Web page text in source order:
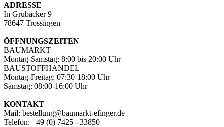
ADRESSE
In Grubäcker 9
78647 Trossingen
ÖFFNUNGSZEITEN
BAUMARKT
Montag-Samstag: 8:00 bis 20:00 Uhr
BAUSTOFFHANDEL
Montag-Freitag: 07:30-18:00 Uhr
Samstag: 08:00-16:00 Uhr
KONTAKT
Mail: bestellung@baumarkt-efinger.de
Telefon: +49 (0) 7425 - 33850